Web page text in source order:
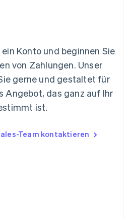
Konto und beginnen Sie
von Zahlungen. Unser
gerne und gestaltet für
Angebot, das ganz auf Ihr
ist.
Team kontaktieren